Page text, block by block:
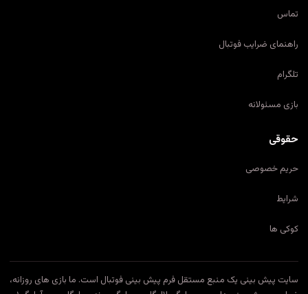
تماس
راهنمای ضرایب فوتبال
تلگرام
بازی مسئولانه
حقوقی
حریم خصوصی
شرایط
کوکی ها
سایت پیش بینی یک منبع مستقل فرم پیش بینی فوتبال است. ما بازی های روزانه،